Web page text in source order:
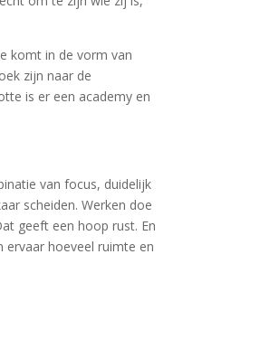
komt in de vorm van
zijn naar de
is er een academy en
van focus, duidelijk
scheiden. Werken doe
geeft een hoop rust. En
ervaar hoeveel ruimte en